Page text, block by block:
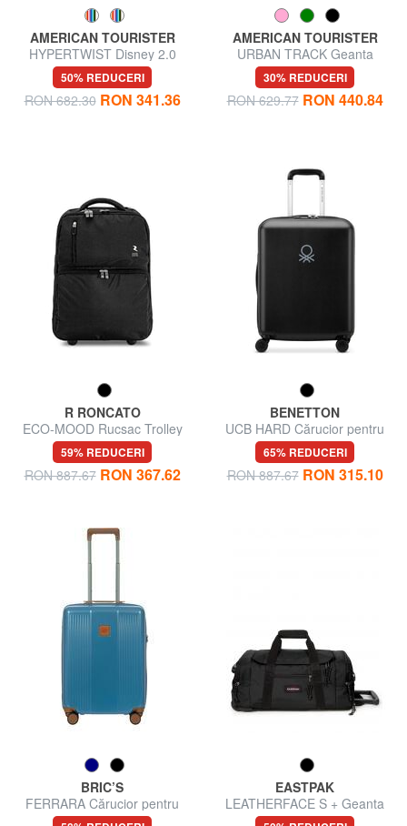
AMERICAN TOURISTER
HYPERTWIST Disney 2.0
Cărucior pentru bagaje de
mână
50% REDUCERI
RON 682.30 RON 341.36
AMERICAN TOURISTER
URBAN TRACK Geanta
pentru bagaj de mana troler
30% REDUCERI
RON 629.77 RON 440.84
R RONCATO
ECO-MOOD Rucsac Trolley
Underseater
59% REDUCERI
RON 887.67 RON 367.62
BENETTON
UCB HARD Cărucior pentru
bagaje de mână
65% REDUCERI
RON 887.67 RON 315.10
BRIC’S
FERRARA Cărucior pentru
bagaje de mână
EASTPAK
LEATHERFACE S + Geanta
cabină troler